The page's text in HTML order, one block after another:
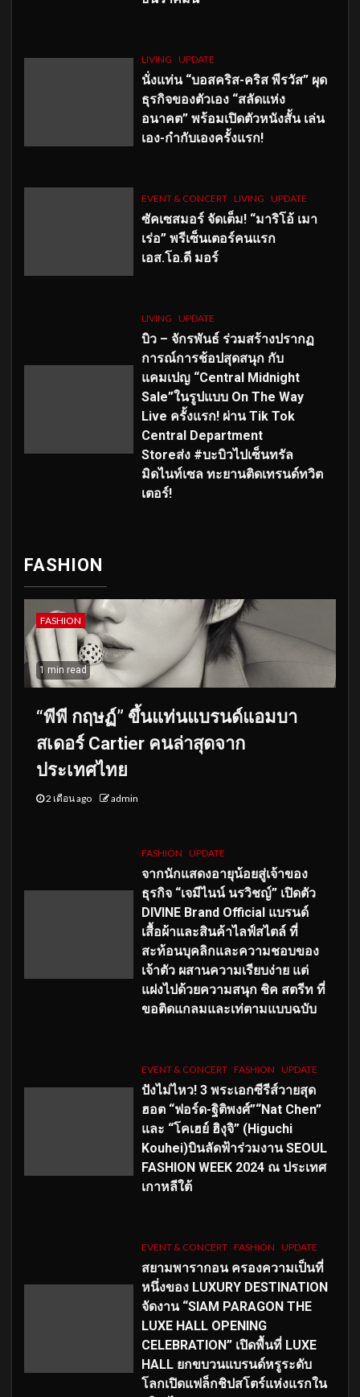
LIVING UPDATE
นั่งแท่น “บอสคริส-คริส พีรวัส” ผุด
ธุรกิจของตัวเอง “สลัดแห่ง
อนาคต” พร้อมเปิดตัวหนังสั้น เล่น
เอง-กำกับเองครั้งแรก!
EVENT & CONCERT LIVING UPDATE
ซัคเซสมอร์ จัดเต็ม! “มาริโอ้ เมา
เร่อ” พรีเซ็นเตอร์คนแรก
เอส.โอ.ดี มอร์
LIVING UPDATE
บิว – จักรพันธ์ ร่วมสร้างปรากฏ
การณ์การช้อปสุดสนุก กับ
แคมเปญ “Central Midnight
Sale”ในรูปแบบ On The Way
Live ครั้งแรก! ผ่าน Tik Tok
Central Department
Storeส่ง #บะบิวไปเซ็นทรัล
มิดไนท์เซล ทะยานติดเทรนด์ทวิต
เตอร์!
FASHION
FASHION
1 min read
“พีพี กฤษฏ์” ขึ้นแท่นแบรนด์แอมบา
สเดอร์ Cartier คนล่าสุดจาก
ประเทศไทย
2 เดือน ago admin
FASHION UPDATE
จากนักแสดงอายุน้อยสู่เจ้าของ
ธุรกิจ “เจมีไนน์ นรวิชญ์” เปิดตัว
DIVINE Brand Official แบรนด์
เสื้อผ้าและสินค้าไลฟ์สไตล์ ที่
สะท้อนบุคลิกและความชอบของ
เจ้าตัว ผสานความเรียบง่าย แต่
แฝงไปด้วยความสนุก ชิค สตรีท ที่
ขอติดแกลมและเท่ตามแบบฉบับ
EVENT & CONCERT FASHION UPDATE
ปังไม่ไหว! 3 พระเอกซีรีส์วายสุด
ฮอต “ฟอร์ด-ฐิติพงศ์”“Nat Chen”
และ “โคเฮย์ ฮิงุจิ” (Higuchi
Kouhei)บินลัดฟ้าร่วมงาน SEOUL
FASHION WEEK 2024 ณ ประเทศ
เกาหลีใต้
EVENT & CONCERT FASHION UPDATE
สยามพารากอน ครองความเป็นที่
หนึ่งของ LUXURY DESTINATION
จัดงาน “SIAM PARAGON THE
LUXE HALL OPENING
CELEBRATION” เปิดพื้นที่ LUXE
HALL ยกขบวนแบรนด์หรูระดับ
โลกเปิดแฟล็กชิปสโตร์แห่งแรกใน